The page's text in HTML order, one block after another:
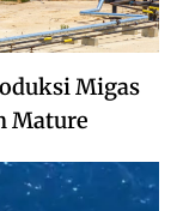
Migas
Mature